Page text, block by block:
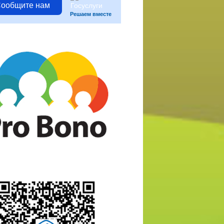
нам
Решаем вместе